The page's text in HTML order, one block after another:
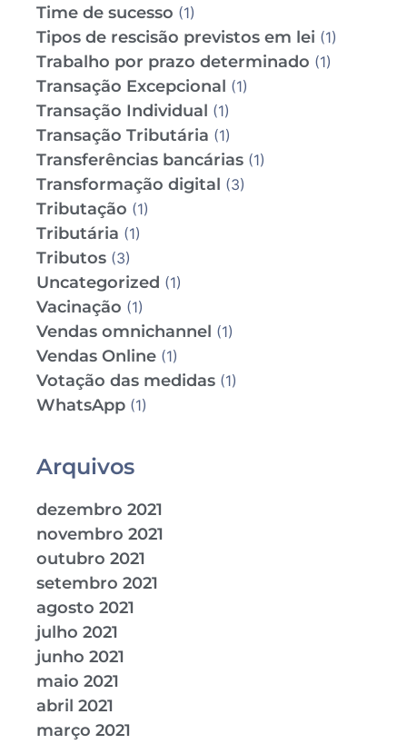
Time de sucesso (1)
Tipos de rescisão previstos em lei (1)
Trabalho por prazo determinado (1)
Transação Excepcional (1)
Transação Individual (1)
Transação Tributária (1)
Transferências bancárias (1)
Transformação digital (3)
Tributação (1)
Tributária (1)
Tributos (3)
Uncategorized (1)
Vacinação (1)
Vendas omnichannel (1)
Vendas Online (1)
Votação das medidas (1)
WhatsApp (1)
Arquivos
dezembro 2021
novembro 2021
outubro 2021
setembro 2021
agosto 2021
julho 2021
junho 2021
maio 2021
abril 2021
março 2021